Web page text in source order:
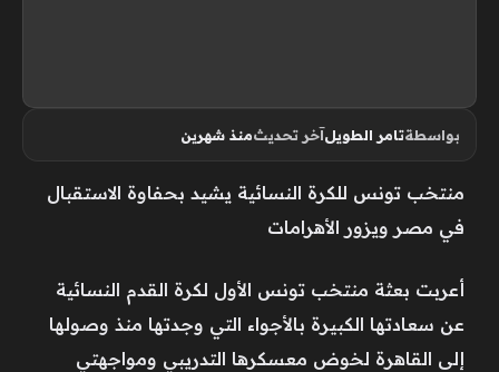
بواسطةتامر الطويلآخر تحديثمنذ شهرين
منتخب تونس للكرة النسائية يشيد بحفاوة الاستقبال
في مصر ويزور الأهرامات
أعربت بعثة منتخب تونس الأول لكرة القدم النسائية
عن سعادتها الكبيرة بالأجواء التي وجدتها منذ وصولها
إلى القاهرة لخوض معسكرها التدريبي ومواجهتي